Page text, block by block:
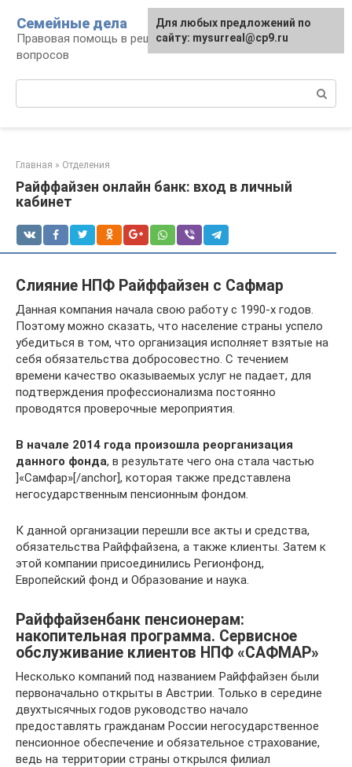
контенту
Семейные дела
Правовая помощь в решении семейных
вопросов
Главная » Отделения
Райффайзен онлайн банк: вход в личный
кабинет
Слияние НПФ Райффайзен с Сафмар
Данная компания начала свою работу с 1990-х годов.
Поэтому можно сказать, что население страны успело
убедиться в том, что организация исполняет взятые на
себя обязательства добросовестно. С течением
времени качество оказываемых услуг не падает, для
подтверждения профессионализма постоянно
проводятся проверочные мероприятия.
В начале 2014 года произошла реорганизация
данного фонда, в результате чего она стала частью
]«Самфар»[/anchor], которая также представлена
негосударственным пенсионным фондом.
К данной организации перешли все акты и средства,
обязательства Райффайзена, а также клиенты. Затем к
этой компании присоединились Регионфонд,
Европейский фонд и Образование и наука.
Райффайзенбанк пенсионерам:
накопительная программа. Сервисное
обслуживание клиентов НПФ «САФМАР»
Несколько компаний под названием Райффайзен были
первоначально открыты в Австрии. Только в середине
двухтысячных годов руководство начало
предоставлять гражданам России негосударственное
пенсионное обеспечение и обязательное страхование,
ведь на территории страны открылся филиал
Для любых предложений по
сайту: mysurreal@cp9.ru